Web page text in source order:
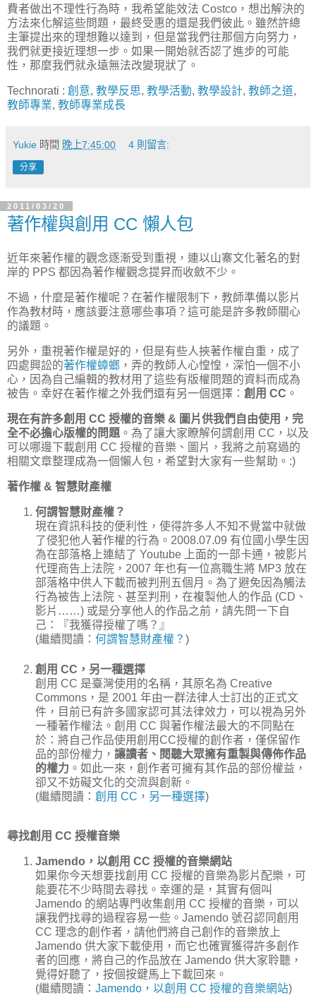
費者做出不理性行為時，我希望能效法 Costco，想出解決的
方法來化解這些問題，最終受惠的還是我們彼此。雖然許總
主筆提出來的理想難以達到，但是當我們往那個方向努力，
我們就更接近理想一步。如果一開始就否認了進步的可能
性，那麼我們就永遠無法改變現狀了。
Technorati : 創意, 教學反思, 教學活動, 教學設計, 教師之道,
教師專業, 教師專業成長
Yukie 時間 晚上7:45:00 4 則留言:
分享
2011/03/20
著作權與創用 CC 懶人包
近年來著作權的觀念逐漸受到重視，連以山寨文化著名的對
岸的 PPS 都因為著作權觀念提昇而收斂不少。
不過，什麼是著作權呢？在著作權限制下，教師準備以影片
作為教材時，應該要注意哪些事項？這可能是許多教師關心
的議題。
另外，重視著作權是好的，但是有些人挾著作權自重，成了
四處興訟的著作權蟑螂 ，弄的教師人心惶惶，深怕一個不小
心，因為自己編輯的教材用了這些有版權問題的資料而成為
被告。幸好在著作權之外我們還有另一個選擇： 創用 CC 。
現在有許多創用 CC 授權的音樂 & 圖片供我們自由使用，完
全不必擔心版權的問題 。為了讓大家瞭解何謂創用 CC，以及
可以哪邊下載創用 CC 授權的音樂、圖片，我將之前寫過的
相關文章整理成為一個懶人包，希望對大家有一些幫助。:)
著作權 & 智慧財產權
何謂智慧財產權？
現在資訊科技的便利性，使得許多人不知不覺當中就做
了侵犯他人著作權的行為。2008.07.09 有位國小學生因
為在部落格上連結了 Youtube 上面的一部卡通，被影片
代理商告上法院，2007 年也有一位高職生將 MP3 放在
部落格中供人下載而被判刑五個月。為了避免因為觸法
行為被告上法院、甚至判刑，在複製他人的作品 (CD、
影片……) 或是分享他人的作品之前，請先問一下自
己：『我獲得授權了嗎？』
(繼續閱讀： 何謂智慧財產權？ )
創用 CC，另一種選擇
創用 CC 是臺灣使用的名稱，其原名為 Creative
Commons，是 2001 年由一群法律人士訂出的正式文
件，目前已有許多國家認可其法律效力，可以視為另外
一種著作權法。創用 CC 與著作權法最大的不同點在
於：將自己作品使用創用CC授權的創作者，僅保留作
品的部份權力， 讓讀者、閱聽大眾擁有重製與傳佈作品
的權力 。如此一來，創作者可擁有其作品的部份權益，
卻又不妨礙文化的交流與創新。
(繼續閱讀： 創用 CC，另一種選擇)
尋找創用 CC 授權音樂
Jamendo，以創用 CC 授權的音樂網站
如果你今天想要找創用 CC 授權的音樂為影片配樂，可
能要花不少時間去尋找。幸運的是，其實有個叫
Jamendo 的網站專門收集創用 CC 授權的音樂，可以
讓我們找尋的過程容易一些。Jamendo 號召認同創用
CC 理念的創作者，請他們將自己創作的音樂放上
Jamendo 供大家下載使用，而它也確實獲得許多創作
者的回應，將自己的作品放在 Jamendo 供大家聆聽，
覺得好聽了，按個按鍵馬上下載回來。
(繼續閱讀： Jamendo，以創用 CC 授權的音樂網站)